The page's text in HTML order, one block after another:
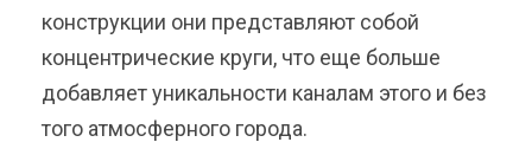
конструкции они представляют собой
концентрические круги, что еще больше
добавляет уникальности каналам этого и без
того атмосферного города.